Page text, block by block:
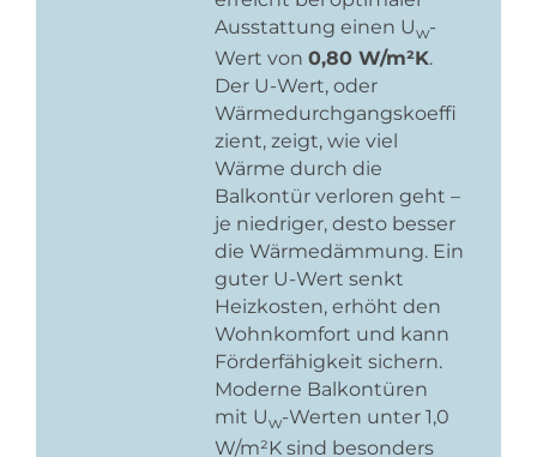
Ausstattung einen Uw-
Wert von0,80 W/m²K.
Der U-Wert, oder
Wärmedurchgangskoeffi
zient, zeigt, wie viel
Wärme durch die
Balkontür verloren geht –
je niedriger, desto besser
die Wärmedämmung. Ein
guter U-Wert senkt
Heizkosten, erhöht den
Wohnkomfort und kann
Förderfähigkeit sichern.
Moderne Balkontüren
mit Uw-Werten unter 1,0
W/m²K sind besonders